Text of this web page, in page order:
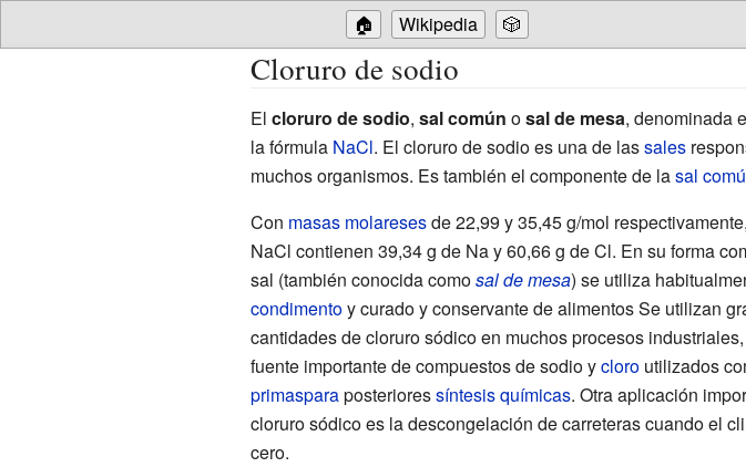
🏠 Wikipedia 🎲
Cloruro de sodio
El cloruro de sodio, sal común osal de mesa, denominada
la fórmula NaCl. El cloruro de sodio es una de lassales
muchos organismos. Es también el componente de lasal
Con masas molaresesde 22,99 y 35,45 g/mol
NaCl contienen 39,34 g de Na y 60,66 g de Cl. En su forma
sal (también conocida comosal de mesa) se utiliza
condimentoy curado y conservante de alimentos Se utilizan
cantidades de cloruro sódico en muchos procesos
fuente importante de compuestos de sodio ycloroutilizados
primasparaposterioressíntesis químicas. Otra aplicación
cloruro sódico es la descongelación de carreteras cuando el
cero.